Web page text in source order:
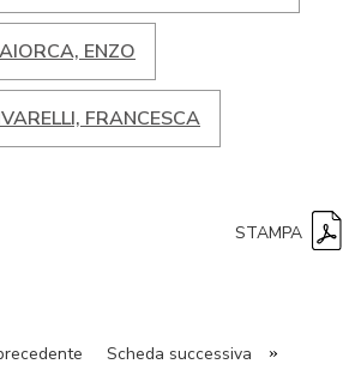
ENZO
FRANCESCA
STAMPA
Scheda successiva »